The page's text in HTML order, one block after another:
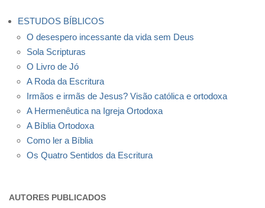
ESTUDOS BÍBLICOS
O desespero incessante da vida sem Deus
Sola Scripturas
O Livro de Jó
A Roda da Escritura
Irmãos e irmãs de Jesus? Visão católica e ortodoxa
A Hermenêutica na Igreja Ortodoxa
A Bíblia Ortodoxa
Como ler a Bíblia
Os Quatro Sentidos da Escritura
AUTORES PUBLICADOS